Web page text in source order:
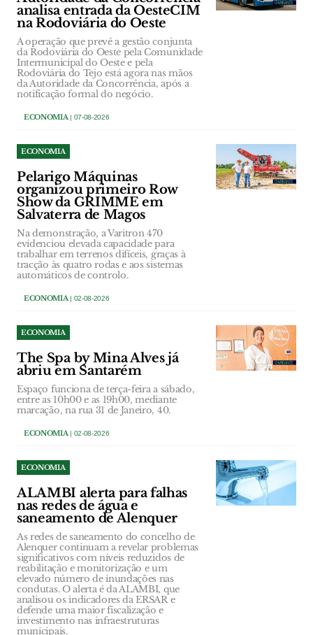
analisa entrada da OesteCIM
na Rodoviária do Oeste
A operação que prevê a gestão conjunta
da Rodoviária do Oeste pela Comunidade
Intermunicipal do Oeste e pela
Rodoviária do Tejo está agora nas mãos
da Autoridade da Concorrência, após a
notificação formal do negócio.
ECONOMIA| 07-08-2026
ECONOMIA
Pelarigo Máquinas
organizou primeiro Row
Show da GRIMME em
Salvaterra de Magos
Na demonstração, a Varitron 470
evidenciou elevada capacidade para
trabalhar em terrenos difíceis, graças à
tracção às quatro rodas e aos sistemas
automáticos de controlo.
ECONOMIA| 02-08-2026
ECONOMIA
The Spa by Mina Alves já
abriu em Santarém
Espaço funciona de terça-feira a sábado,
entre as 10h00 e as 19h00, mediante
marcação, na rua 31 de Janeiro, 40.
ECONOMIA| 02-08-2026
ECONOMIA
ALAMBI alerta para falhas
nas redes de água e
saneamento de Alenquer
As redes de saneamento do concelho de
Alenquer continuam a revelar problemas
significativos com níveis reduzidos de
reabilitação e monitorização e um
elevado número de inundações nas
condutas. O alerta é da ALAMBI, que
analisou os indicadores da ERSAR e
defende uma maior fiscalização e
investimento nas infraestruturas
municipais.